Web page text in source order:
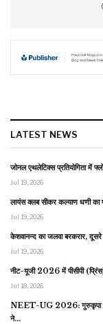
LATEST NEWS
जोनल एथलेटिक्स प्रतियोगिता में
Jul 19, 2026
लायंस क्लब सीकर कल्याण धणी का
Jul 19, 2026
केशवानन्द का जलवा बरकरार, दूसरे
Jul 19, 2026
नीट-यूजी 2026 में पीसीपी (प्रिंस)
Jul 18, 2026
NEET-UG 2026: गुरुकृपा ने
ने…